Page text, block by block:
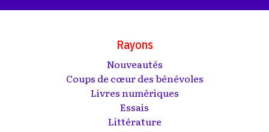
Rayons
Nouveautés
Coups de cœur des bénévoles
Livres numériques
Essais
Littérature